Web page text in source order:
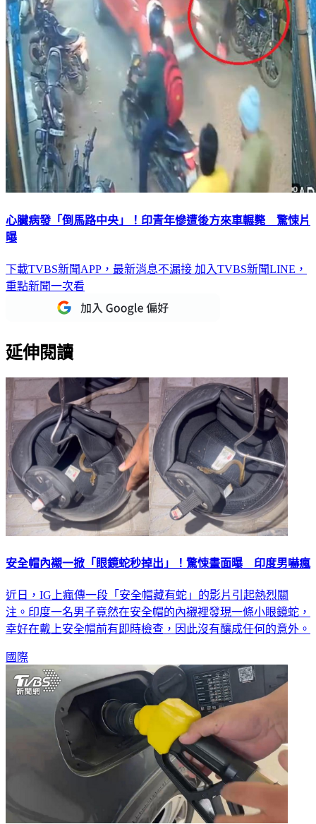
心臟病發「倒馬路中央」！印青年慘遭後方來車輾斃 驚悚片
曝
下載TVBS新聞APP，最新消息不漏接 加入TVBS新聞LINE，
重點新聞一次看
延伸閱讀
安全帽內襯一掀「眼鏡蛇秒掉出」！驚悚畫面曝 印度男嚇瘋
近日，IG上瘋傳一段「安全帽藏有蛇」的影片引起熱烈關
注。印度一名男子竟然在安全帽的內襯裡發現一條小眼鏡蛇，
幸好在戴上安全帽前有即時檢查，因此沒有釀成任何的意外。
國際